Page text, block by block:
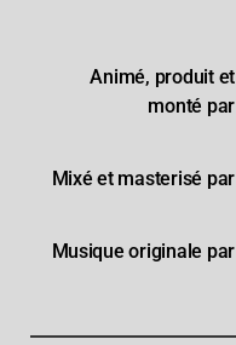
Animé, produit et
monté par
Mixé et masterisé par
Musique originale par